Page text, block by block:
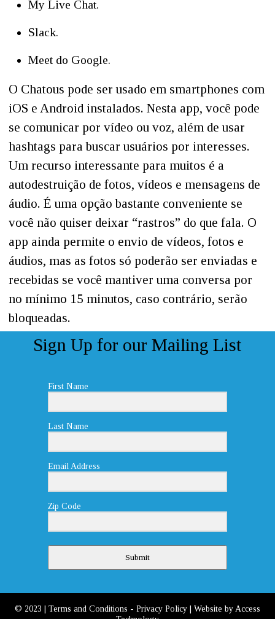
My Live Chat.
Slack.
Meet do Google.
O Chatous pode ser usado em smartphones com
iOS e Android instalados. Nesta app, você pode
se comunicar por vídeo ou voz, além de usar
hashtags para buscar usuários por interesses.
Um recurso interessante para muitos é a
autodestruição de fotos, vídeos e mensagens de
áudio. É uma opção bastante conveniente se
você não quiser deixar “rastros” do que fala. O
app ainda permite o envio de vídeos, fotos e
áudios, mas as fotos só poderão ser enviadas e
recebidas se você mantiver uma conversa por
no mínimo 15 minutos, caso contrário, serão
bloqueadas.
Sign Up for our Mailing List
First Name
Last Name
Email Address
Zip Code
Submit
© 2023 Terms and Conditions - Privacy Policy | Website by Access